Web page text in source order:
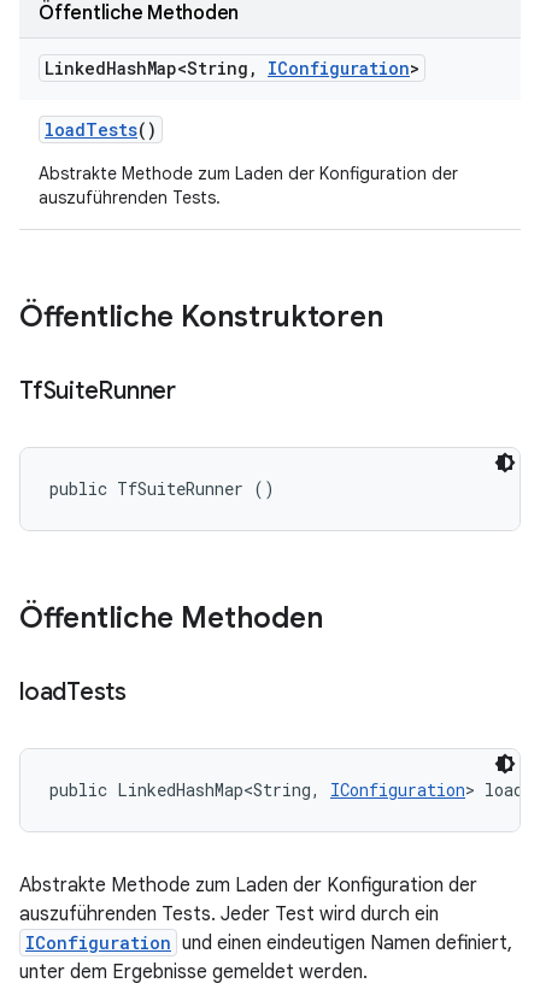
Öffentliche Methoden
LinkedHashMap<String , IConfiguration>
loadTests()
Abstrakte Methode zum Laden der Konfiguration der
auszuführenden Tests.
Öffentliche Konstruktoren
TfSuiteRunner
public TfSuiteRunner ()
Öffentliche Methoden
loadTests
public LinkedHashMap<String, IConfiguration>
Abstrakte Methode zum Laden der Konfiguration der
auszuführenden Tests. Jeder Test wird durch ein
IConfiguration und einen eindeutigen Namen definiert,
unter dem Ergebnisse gemeldet werden.